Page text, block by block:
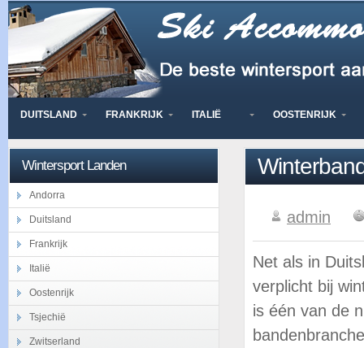
DUITSLAND FRANKRIJK ITALIË OOSTENRIJK
Wintersport Landen
Andorra
Duitsland
Frankrijk
Italië
Oostenrijk
Tsjechië
Zwitserland
admin
Net als in
verplicht bij
is één van de